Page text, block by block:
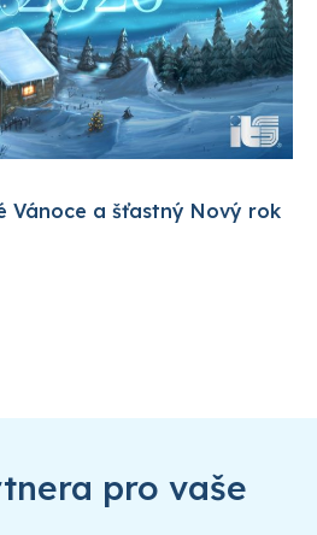
Vánoce a šťastný Nový rok
pro vaše